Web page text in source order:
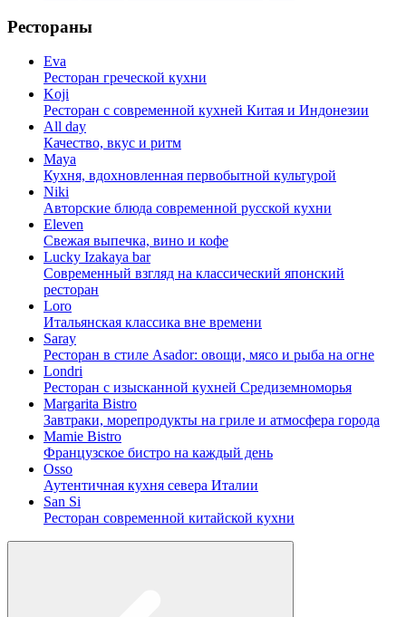
Рестораны
Eva
Ресторан греческой кухни
Koji
Ресторан с cовременной кухней Китая и Индонезии
All day
Качество, вкус и ритм
Maya
Кухня, вдохновленная первобытной культурой
Niki
Авторские блюда современной русской кухни
Eleven
Свежая выпечка, вино и кофе
Lucky Izakaya bar
Современный взгляд на классический японский
ресторан
Loro
Итальянская классика вне времени
Saray
Ресторан в стиле Asador: овощи, мясо и рыба на огне
Londri
Ресторан с изысканной кухней Средиземноморья
Margarita Bistro
Завтраки, морепродукты на гриле и атмосфера города
Mamie Bistro
Французское бистро на каждый день
Osso
Аутентичная кухня севера Италии
San Si
Ресторан современной китайской кухни